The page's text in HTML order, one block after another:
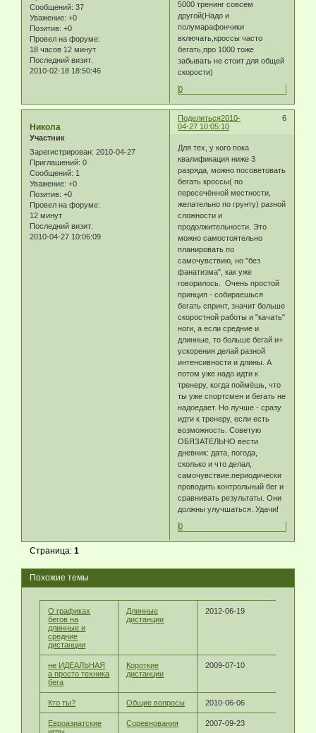
Сообщений: 37
Уважение: +0
Позитив: +0
Провел на форуме:
18 часов 12 минут
Последний визит:
2010-02-18 18:50:46
5000 тренинг совсем
другой(Надо и
полумарафончики
включать,кроссы часто
бегать,про 1000 тоже
забывать не стоит для общей
скорости)
0
Поделиться 6
2010-
04-27 10:05:10
Никола
Участник
Зарегистрирован: 2010-04-27
Приглашений: 0
Сообщений: 1
Уважение: +0
Позитив: +0
Провел на форуме:
12 минут
Последний визит:
2010-04-27 10:06:09
Для тех, у кого пока
квалификация ниже 3
разряда, можно посоветовать
бегать кроссы( по
пересечённой местности,
желательно по грунту) разной
сложности и
продолжительности. Это
можно самостоятельно
планировать по
самочувствию, но "без
фанатизма", как уже
говорилось. Очень простой
принцип - собираешься
бегать спринт, значит больше
скоростной работы и "качать"
ноги, а если средние и
длинные, то больше бегай и+
ускорения делай разной
интенсивности и длины. А
потом уже надо идти к
тренеру, когда поймёшь, что
ты уже спортсмен и бегать не
надоедает. Но лучше - сразу
идти к тренеру, если есть
возможность. Советую
ОБЯЗАТЕЛЬНО вести
дневник: дата, погода,
сколько и что делал,
самочувствие.периодически
проводить контрольный бег и
сравнивать результаты. Они
должны улучшаться. Удачи!
0
Страница:1
Похожие темы
О графиках
бегов на
длинные и
средние
дистанции
Длинные
дистанции
2012-06-19
не ИДЕАЛЬНАЯ
а просто техника
бега
Короткие
дистанции
2009-07-10
Кто ты? Общие вопросы 2010-06-06
Евроазиатские
Соревнования 2007-09-23